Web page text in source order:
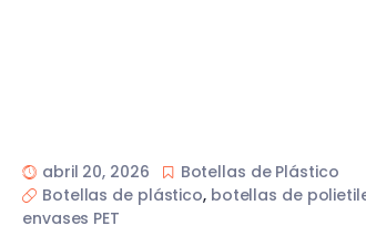
abril 20, 2026
Botellas de Plástico
Botellas de plástico, botellas de
envases PET